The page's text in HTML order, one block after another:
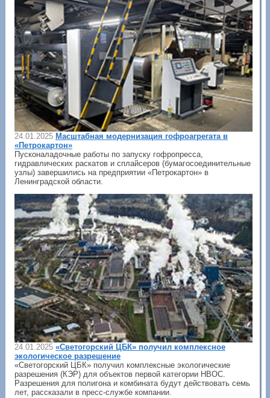
24.01.2025 Масштабная модернизация гофроагрегата в
«Петрокартон»
Пусконаладочные работы по запуску гофропресса,
гидравлических раскатов и сплайсеров (бумагосоединительные
узлы) завершились на предприятии «Петрокартон» в
Ленинградской области.
24.01.2025 «Светогорский ЦБК» получил комплексное
экологическое разрешение
«Светогорский ЦБК» получил комплексные экологические
разрешения (КЭР) для объектов первой категории НВОС.
Разрешения для полигона и комбината будут действовать семь
лет, рассказали в пресс-службе компании.